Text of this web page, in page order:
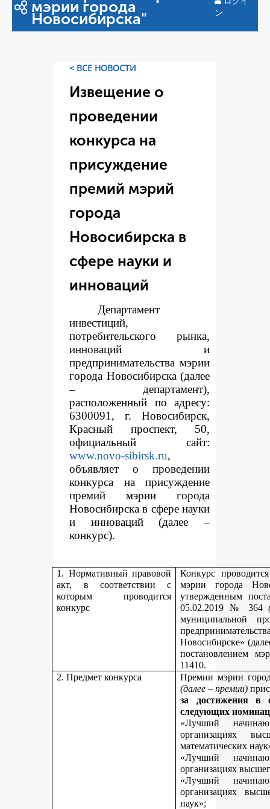
мэрии города
Новосибирска"
ン
< ВСЕ НОВОСТИ
Извещение о
проведении
конкурса на
присуждение
премий мэрий
города
Новосибирска в
сфере науки и
инноваций
Департамент
инвестиций,
потребительского рынка,
инноваций и
предпринимательства мэрии
города Новосибирска (далее
– департамент),
расположенный по адресу:
6300091, г. Новосибирск,
Красный проспект, 50,
официальный сайт:
www.novo-sibirsk.ru,
объявляет о проведении
конкурса на присуждение
премий мэрии города
Новосибирска в сфере науки
и инноваций (далее –
конкурс).
1. Нормативный правовой
акт, в соответствии с
которым проводится
конкурс
Конкурс
мэрии города
утвержденным
05.02.2019 № 364
муниципальной
Новосибирске»
постановлением
11410.
2. Предмет конкурса
Премии мэрии
(далее – премии)
за достижения в
следующих
«Лучший
организациях
математических
«Лучший
организациях
«Лучший
организациях
наук»;